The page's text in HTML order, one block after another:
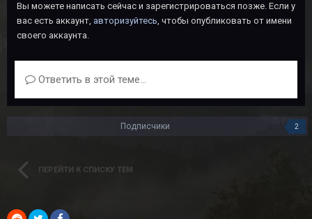
Вы можете написать сейчас и зарегистрироваться позже. Если у
вас есть аккаунт, авторизуйтесь, чтобы опубликовать от имени
своего аккаунта.
Ответить в этой теме...
Подписчики 2
ПЕРЕЙТИ К СПИСКУ ТЕМ